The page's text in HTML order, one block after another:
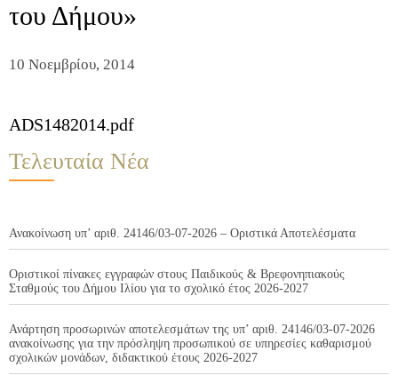
του Δήμου»
10 Νοεμβρίου, 2014
ADS1482014.pdf
Τελευταία Νέα
Ανακοίνωση υπ’ αριθ. 24146/03-07-2026 – Οριστικά Αποτελέσματα
Οριστικοί πίνακες εγγραφών στους Παιδικούς & Βρεφονηπιακούς
Σταθμούς του Δήμου Ιλίου για το σχολικό έτος 2026-2027
Ανάρτηση προσωρινών αποτελεσμάτων της υπ’ αριθ. 24146/03-07-2026
ανακοίνωσης για την πρόσληψη προσωπικού σε υπηρεσίες καθαρισμού
σχολικών μονάδων, διδακτικού έτους 2026-2027